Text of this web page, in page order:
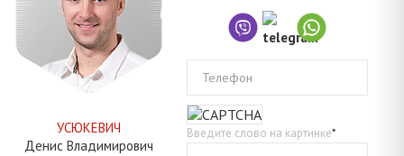
УСЮКЕВИЧ
Денис Владимирович
Телефон
Введите слово на картинке*